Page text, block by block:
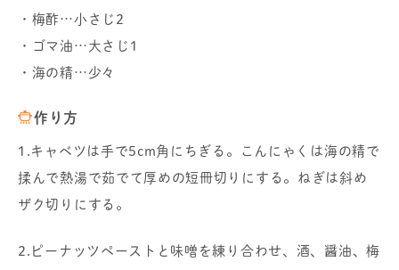
・梅酢…小さじ2
・ゴマ油…大さじ1
・海の精…少々
作り方
1.キャベツは手で5cm角にちぎる。こんにゃくは海の精で
揉んで熱湯で茹でて厚めの短冊切りにする。ねぎは斜め
ザク切りにする。
2.ピーナッツペーストと味噌を練り合わせ、酒、醤油、梅